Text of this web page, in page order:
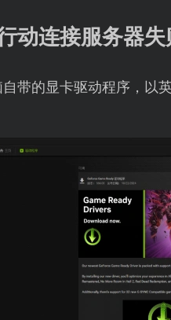
动连接服务器失
带的显卡驱动程序，以